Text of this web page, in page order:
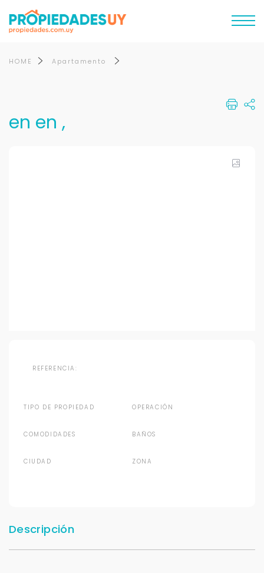
HOME Apartamento
en en ,
REFERENCIA:
TIPO DE PROPIEDAD OPERACIÓN
COMODIDADES BAÑOS
CIUDAD ZONA
Descripción